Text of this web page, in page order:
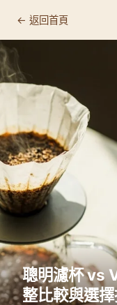
← 返回首頁
聰明濾杯 vs
整比較與選